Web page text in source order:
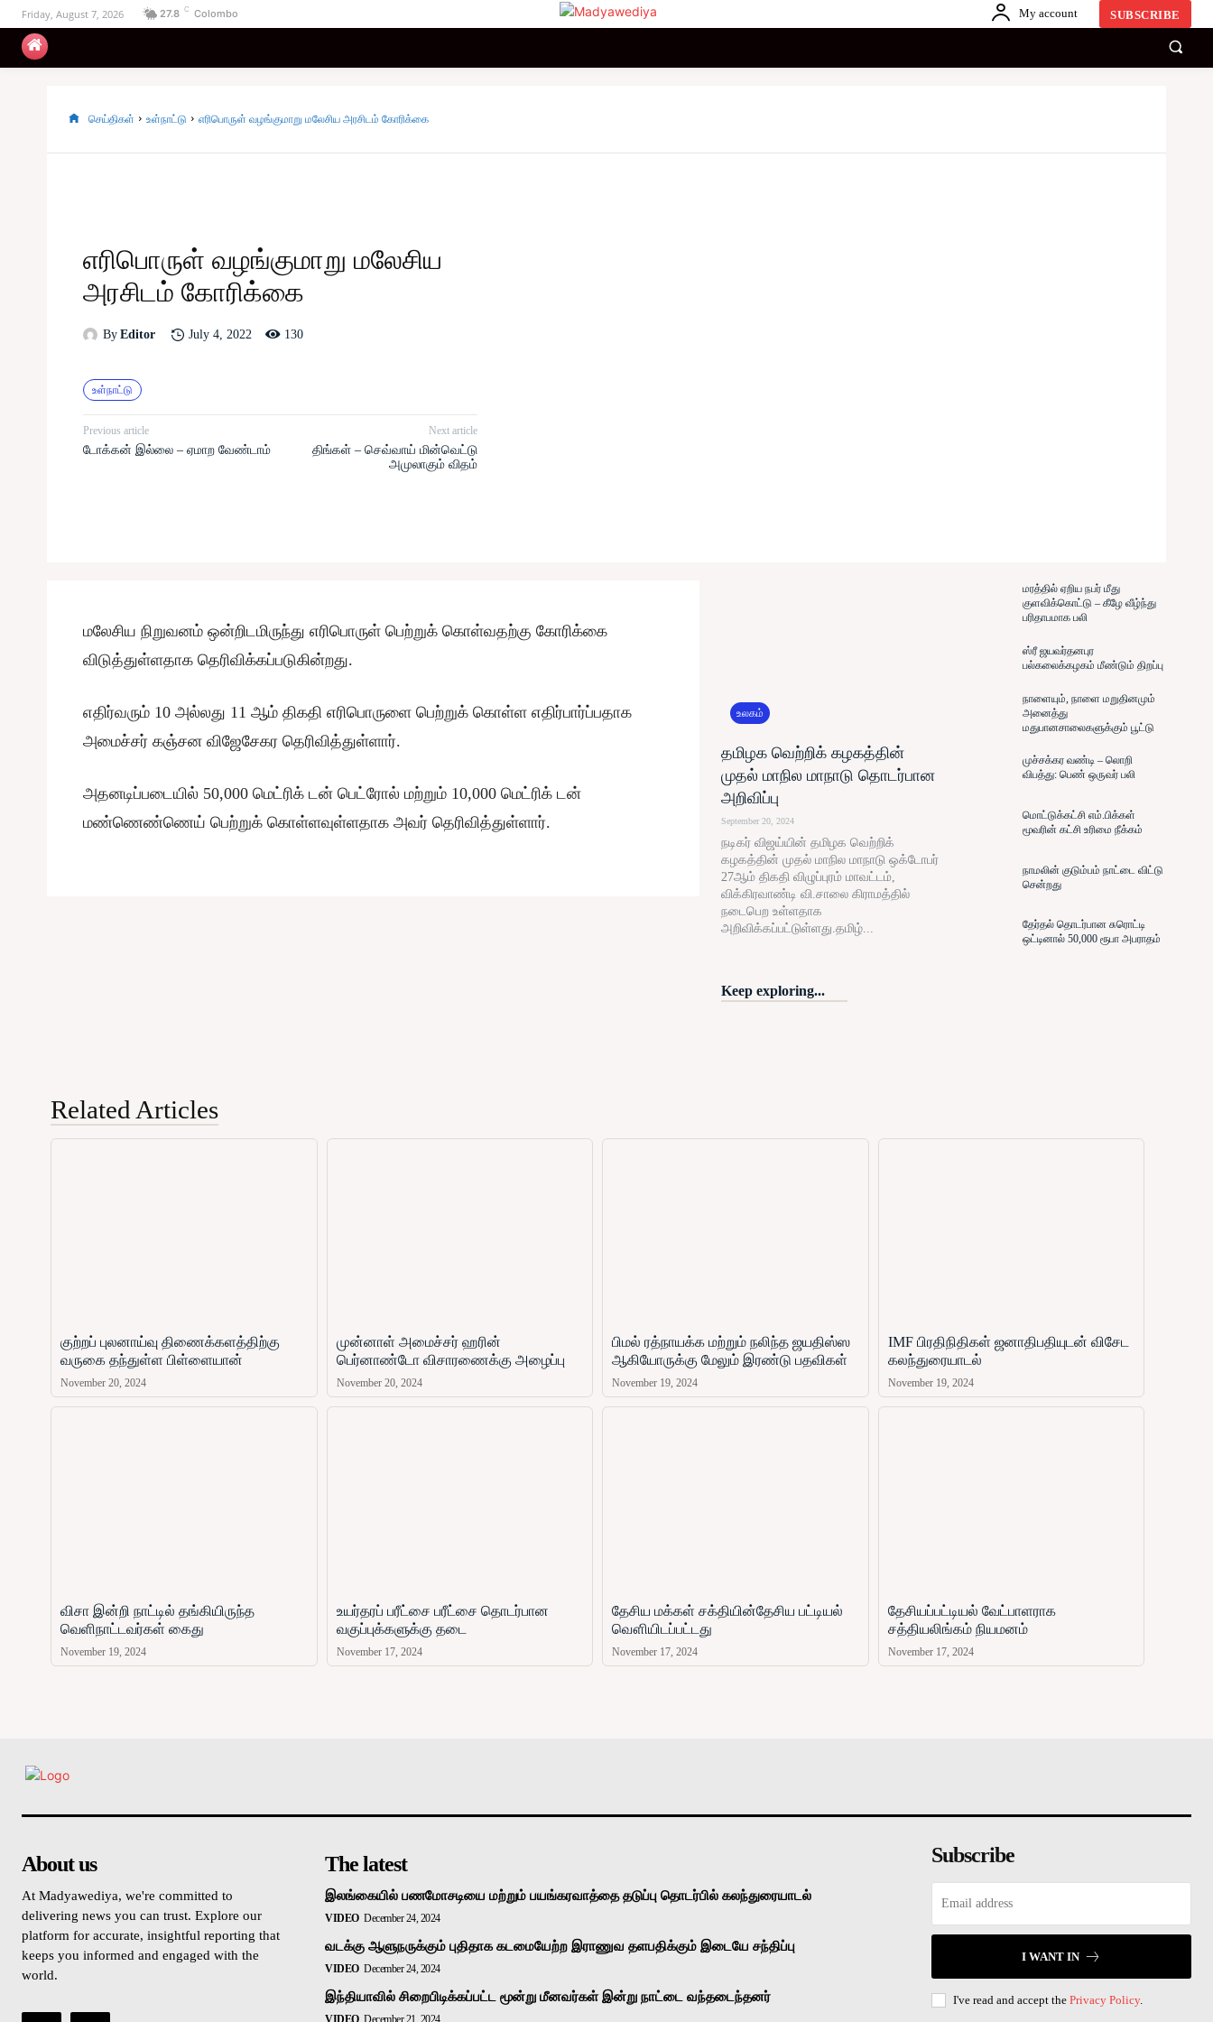
Friday, August 7, 2026 27.8 C Colombo My account SUBSCRIBE
செய்திகள் உள்நாட்டு எரிபொருள் வழங்குமாறு மலேசிய அரசிடம் கோரிக்கை
எரிபொருள் வழங்குமாறு மலேசிய
அரசிடம் கோரிக்கை
By Editor July 4, 2022 130
உள்நாட்டு
Previous article
டோக்கன் இல்லை – ஏமாற வேண்டாம்
Next article
திங்கள் – செவ்வாய் மின்வெட்டு
அமுலாகும் விதம்
மலேசிய நிறுவனம் ஒன்றிடமிருந்து எரிபொருள் பெற்றுக் கொள்வதற்கு கோரிக்கை
விடுத்துள்ளதாக தெரிவிக்கப்படுகின்றது.
எதிர்வரும் 10 அல்லது 11 ஆம் திகதி எரிபொருளை பெற்றுக் கொள்ள எதிர்பார்ப்பதாக
அமைச்சர் கஞ்சன விஜேசேகர தெரிவித்துள்ளார்.
அதனடிப்படையில் 50,000 மெட்ரிக் டன் பெட்ரோல் மற்றும் 10,000 மெட்ரிக் டன்
மண்ணெண்ணெய் பெற்றுக் கொள்ளவுள்ளதாக அவர் தெரிவித்துள்ளார்.
உலகம்
தமிழக வெற்றிக் கழகத்தின்
முதல் மாநில மாநாடு தொடர்பான
அறிவிப்பு
September 20, 2024
நடிகர் விஜய்யின் தமிழக வெற்றிக்
கழகத்தின் முதல் மாநில மாநாடு ஒக்டோபர்
27ஆம் திகதி விழுப்புரம் மாவட்டம்,
விக்கிரவாண்டி வி.சாலை கிராமத்தில்
நடைபெற உள்ளதாக
அறிவிக்கப்பட்டுள்ளது.தமிழ்...
மரத்தில் ஏறிய நபர் மீது
குளவிக்கொட்டு – கீழே வீழ்ந்து
பரிதாபமாக பலி
ஸ்ரீ ஜயவர்தனபுர
பல்கலைக்கழகம் மீண்டும் திறப்பு
நாளையும், நாளை மறுதினமும்
அனைத்து
மதுபானசாலைகளுக்கும் பூட்டு
முச்சக்கர வண்டி – லொறி
விபத்து: பெண் ஒருவர் பலி
மொட்டுக்கட்சி எம்.பிக்கள்
மூவரின் கட்சி உரிமை நீக்கம்
நாமலின் குடும்பம் நாட்டை விட்டு
சென்றது
தேர்தல் தொடர்பான சுரொட்டி
ஒட்டினால் 50,000 ரூபா அபராதம்
Keep exploring...
Related Articles
குற்றப் புலனாய்வு திணைக்களத்திற்கு
வருகை தந்துள்ள பிள்ளையான்
November 20, 2024
முன்னாள் அமைச்சர் ஹரின்
பெர்னாண்டோ​ விசாரணைக்கு அழைப்பு
November 20, 2024
பிமல் ரத்நாயக்க மற்றும் நலிந்த ஜயதிஸ்ஸ
ஆகியோருக்கு மேலும் இரண்டு பதவிகள்
November 19, 2024
IMF பிரதிநிதிகள் ஜனாதிபதியுடன் விசேட
கலந்துரையாடல்
November 19, 2024
விசா இன்றி நாட்டில் தங்கியிருந்த
வெளிநாட்டவர்கள் கைது
November 19, 2024
உயர்தரப் பரீட்சை பரீட்சை தொடர்பான
வகுப்புக்களுக்கு தடை
November 17, 2024
தேசிய மக்கள் சக்தியின்தேசிய பட்டியல்
வௌியிடப்பட்டது
November 17, 2024
தேசியப்பட்டியல் வேட்பாளராக
சத்தியலிங்கம் நியமனம்
November 17, 2024
About us
At Madyawediya, we're committed to
delivering news you can trust. Explore our
platform for accurate, insightful reporting that
keeps you informed and engaged with the
world.
The latest
இலங்கையில் பணமோசடியை மற்றும் பயங்கரவாத்தை தடுப்பு தொடர்பில் கலந்துரையாடல்
VIDEO December 24, 2024
வடக்கு ஆளுநருக்கும் புதிதாக கடமையேற்ற இராணுவ தளபதிக்கும் இடையே சந்திப்பு
VIDEO December 24, 2024
இந்தியாவில் சிறைபிடிக்கப்பட்ட மூன்று மீனவர்கள் இன்று நாட்டை வந்தடைந்தனர்
VIDEO December 21, 2024
Subscribe
I WANT IN
I've read and accept the Privacy Policy.